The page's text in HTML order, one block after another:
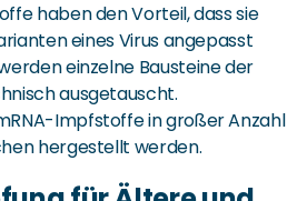
haben den Vorteil, dass sie
eines Virus angepasst
einzelne Bausteine der
ausgetauscht.
Impfstoffe in großer Anzahl
hergestellt werden.